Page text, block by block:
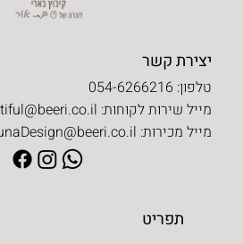
תפריט
יצירת קשר
טלפון: 054-6266216
מייל שירות לקוחות:
מייל מכירות: